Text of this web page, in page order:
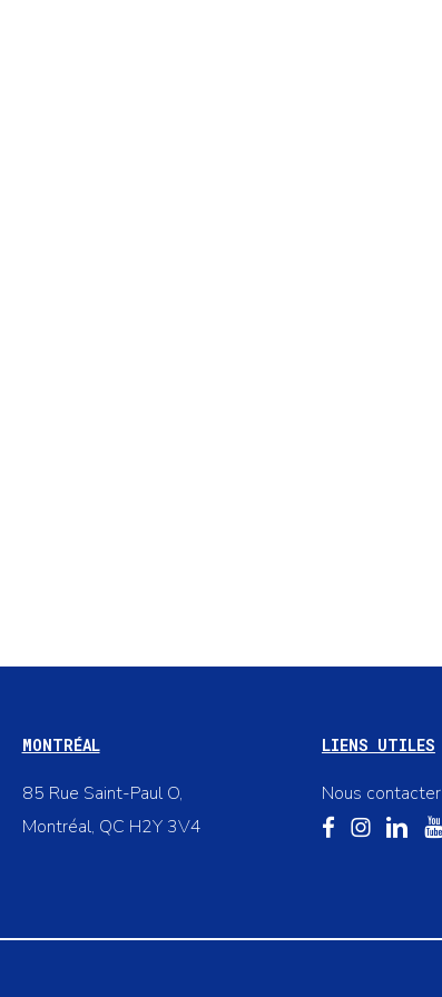
MONTRÉAL
85 Rue Saint-Paul O,
Montréal, QC H2Y 3V4
LIENS UTILES
Nous contacter